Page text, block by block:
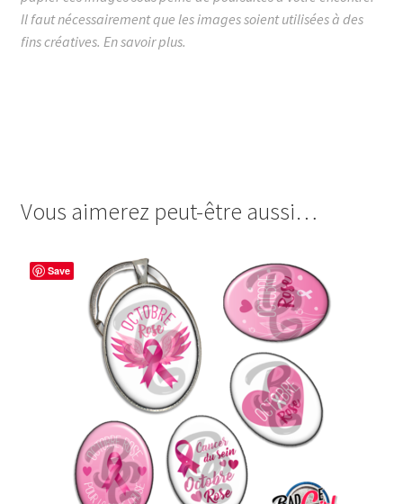
Il faut nécessairement que les images soient utilisées à des
fins créatives. En savoir plus.
Vous aimerez peut-être aussi…
Save